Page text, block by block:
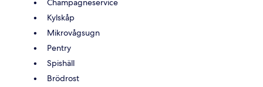
Champagneservice
Kylskåp
Mikrovågsugn
Pentry
Spishäll
Brödrost